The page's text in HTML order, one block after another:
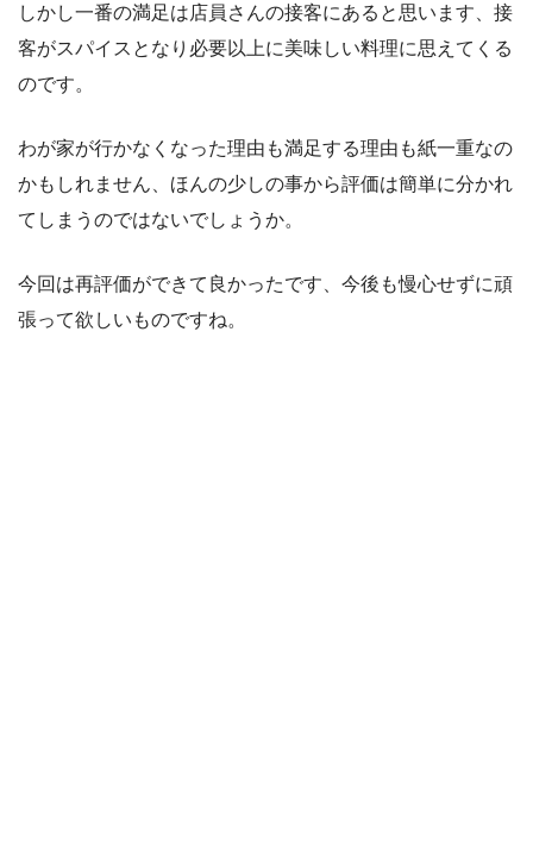
しかし一番の満足は店員さんの接客にあると思います、接
客がスパイスとなり必要以上に美味しい料理に思えてくる
のです。
わが家が行かなくなった理由も満足する理由も紙一重なの
かもしれません、ほんの少しの事から評価は簡単に分かれ
てしまうのではないでしょうか。
今回は再評価ができて良かったです、今後も慢心せずに頑
張って欲しいものですね。